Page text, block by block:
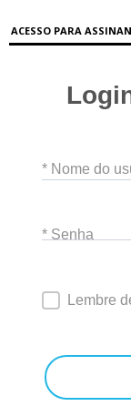
ACESSO PARA
* Nome do
* Senha
Lembre